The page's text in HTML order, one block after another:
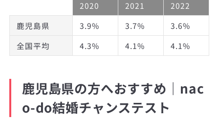
2020 2021
2022
鹿児島県
3.9% 3.7%
3.6%
全国平均
4.3% 4.1% 4.1%
鹿児島県の方へおすすめ｜nac
o-do結婚チャンステスト